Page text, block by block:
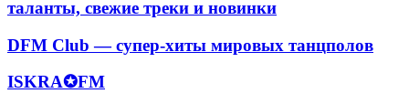
Ambient,
Chillout
стресса
песни
молодых
известных
исполнителей
актуальная
молодые
свежие
таланты, свежие треки и новинки
DFM
—
супер-
DFM Club — супер-хиты мировых танцполов
ISKRA✪FM
ISKRA✪FM